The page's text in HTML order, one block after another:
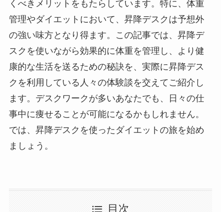
くべきメリットをもたらしています。特に、体重
管理やダイエットにおいて、昇降デスクは予想外
の強い味方となり得ます。この記事では、昇降デ
スクを使いながら効果的に体重を管理し、より健
康的な生活を送るための秘訣を、実際に昇降デス
クを利用している人々の体験談を交えてご紹介し
ます。デスクワークが多いあなたでも、日々の仕
事中に痩せることが可能になるかもしれません。
では、昇降デスクを使ったダイエットの旅を始め
ましょう。
目次